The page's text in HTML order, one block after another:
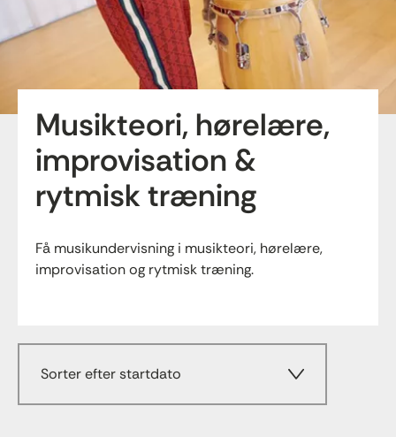
Musikteori, hørelære,
improvisation &
rytmisk træning
Få musikundervisning i musikteori, hørelære,
improvisation og rytmisk træning.
Sorter efter startdato